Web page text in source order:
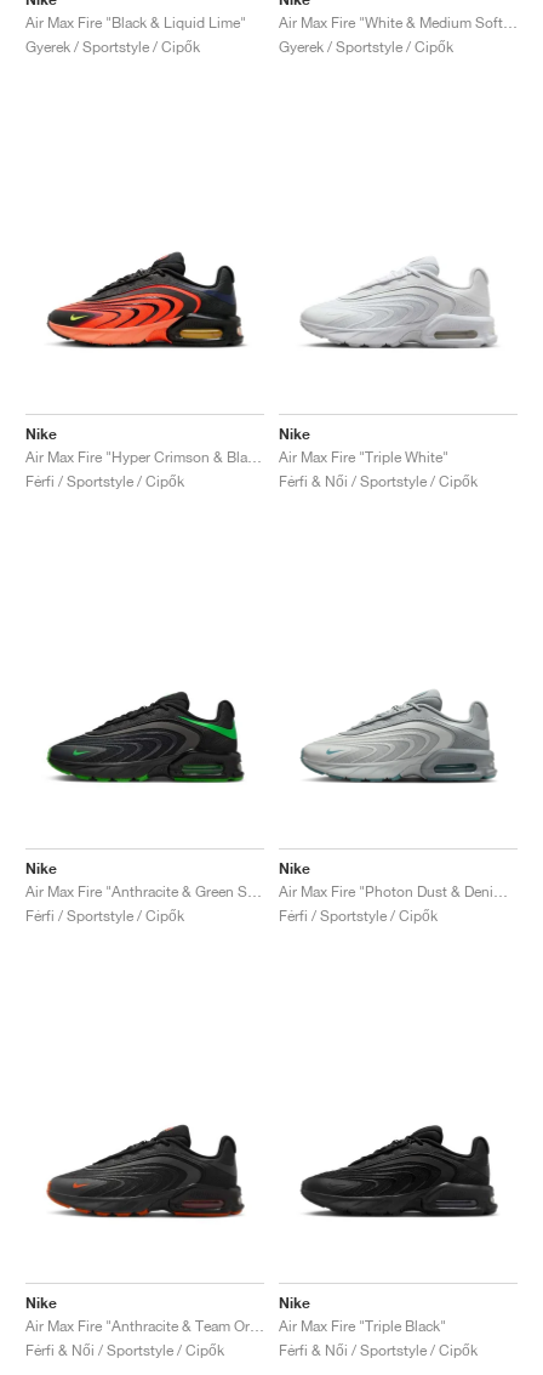
Air Max Fire "Black & Liquid Lime"
Gyerek / Sportstyle / Cipők
Gyerek / Sportstyle / Cipők
Nike
Férfi / Sportstyle / Cipők
Nike
Air Max Fire "Triple White"
Férfi & Női / Sportstyle / Cipők
Nike
Férfi / Sportstyle / Cipők
Nike
Férfi / Sportstyle / Cipők
Nike
Férfi & Női / Sportstyle / Cipők
Nike
Air Max Fire "Triple Black"
Férfi & Női / Sportstyle / Cipők